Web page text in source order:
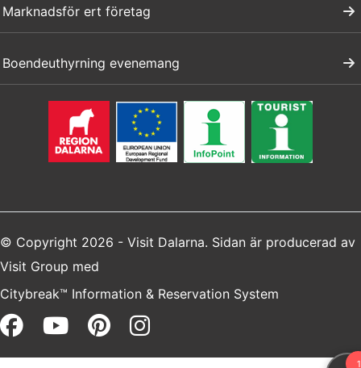
Marknadsför ert företag
Boendeuthyrning evenemang
© Copyright 2026 - Visit Dalarna. Sidan är producerad av
Visit Group med
Citybreak™ Information & Reservation System
Facebook (opens in a new
Youtube (opens in a new
Pinterest (opens in a
Instagram (opens